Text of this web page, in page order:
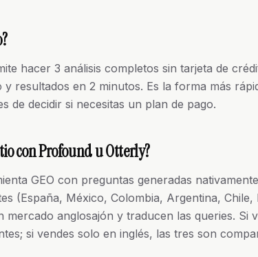
hacer 3 análisis completos sin tarjeta de
resultados en 2 minutos. Es la forma más
de decidir si necesitas un plan de pago.
con Profound u Otterly?
GEO con preguntas generadas
(España, México, Colombia, Argentina,
mercado anglosajón y traducen las queries. Si
si vendes solo en inglés, las tres son